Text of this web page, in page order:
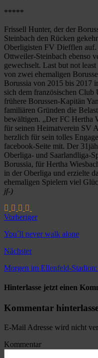
*****
Frissell Hunter, der der
Steinbach den Rücken
Oberligisten FV Diefflen
Ottweiler-Steinbach ebenso
gewechselt. Last but not
von zwei ehemaligen
Borussia von 2015 bis 2017
sich dem französischen Club
frühere Borussen-Kapitän
familiären Gründen die
bewältigen. „Der FC Hertha
für seinen Heimatverein SV
herzlich für sein tolles
facebook-Seite mit. Der
Oberliga- und Saarlandliga-
Borussia, für Hertha
in der Oberliga und erzielte
ehemaligen Spielern viel
jf-)
Vorheriger
You´ll never walk alone
Nächster
Morgen im Ellenfeld-
Hinterlasse jetzt einen
Kommentar
E-Mail Adresse wird nicht
Kommentar